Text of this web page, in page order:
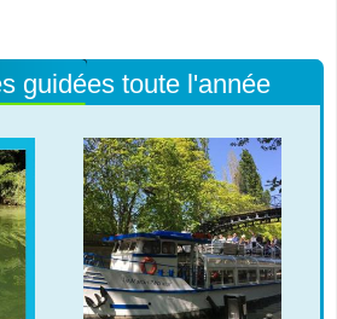
guidées toute l'année